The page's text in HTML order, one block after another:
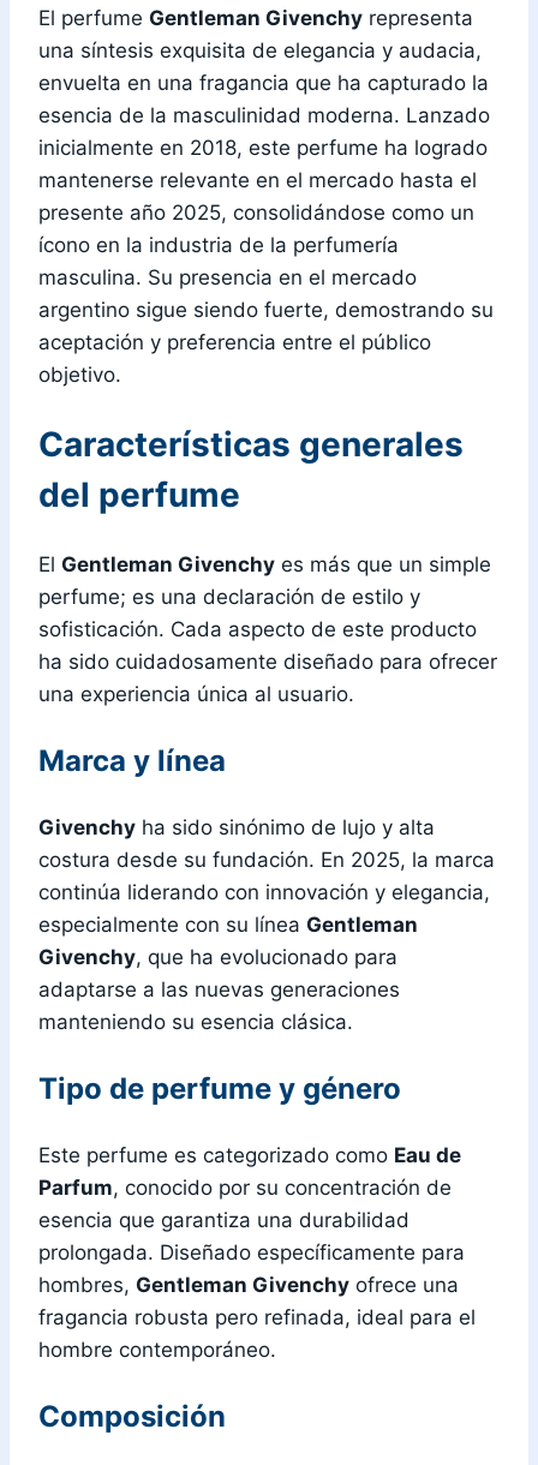
El perfume Gentleman Givenchy representa
una síntesis exquisita de elegancia y audacia,
envuelta en una fragancia que ha capturado la
esencia de la masculinidad moderna. Lanzado
inicialmente en 2018, este perfume ha logrado
mantenerse relevante en el mercado hasta el
presente año 2025, consolidándose como un
ícono en la industria de la perfumería
masculina. Su presencia en el mercado
argentino sigue siendo fuerte, demostrando su
aceptación y preferencia entre el público
objetivo.
Características generales
del perfume
El Gentleman Givenchy es más que un simple
perfume; es una declaración de estilo y
sofisticación. Cada aspecto de este producto
ha sido cuidadosamente diseñado para ofrecer
una experiencia única al usuario.
Marca y línea
Givenchy ha sido sinónimo de lujo y alta
costura desde su fundación. En 2025, la marca
continúa liderando con innovación y elegancia,
especialmente con su línea Gentleman
Givenchy, que ha evolucionado para
adaptarse a las nuevas generaciones
manteniendo su esencia clásica.
Tipo de perfume y género
Este perfume es categorizado como Eau de
Parfum, conocido por su concentración de
esencia que garantiza una durabilidad
prolongada. Diseñado específicamente para
hombres, Gentleman Givenchy ofrece una
fragancia robusta pero refinada, ideal para el
hombre contemporáneo.
Composición